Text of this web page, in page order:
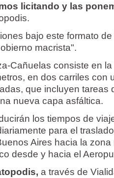
licitando y las
bajo este formato
macrista".
Cañuelas consiste en
en dos carriles con
que incluyen tareas
nueva capa asfáltica.
los tiempos de
para el
Aires hacia la
desde y hacia el
a través de